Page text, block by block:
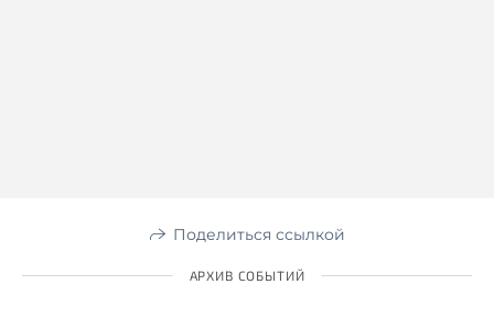
Поделиться ссылкой
АРХИВ СОБЫТИЙ